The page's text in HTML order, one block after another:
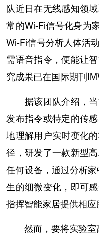
队近日在无线感知领
常的Wi-Fi信号化身为
Wi-Fi信号分析人体活
需语音指令，便能让
究成果已在国际期刊
据该团队介绍，当
发布指令或特定的传
地理解用户实时变化
径，研发了一款新型
任何设备，通过分析
生的细微变化，即可
指挥智能家居提供相应
然而，要将实验室